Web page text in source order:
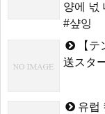
양에 넋
#샾잉
【
送スタ
유럽